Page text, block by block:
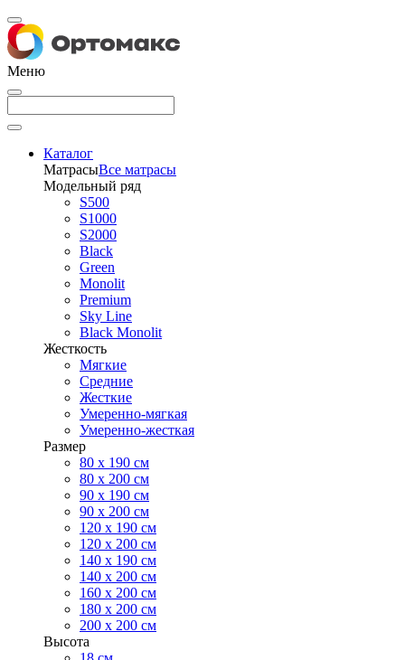
Меню
Каталог
МатрасыВсе матрасы
Модельный ряд
S500
S1000
S2000
Black
Green
Monolit
Premium
Sky Line
Black Monolit
Жесткость
Мягкие
Средние
Жесткие
Умеренно-мягкая
Умеренно-жесткая
Размер
80 х 190 см
80 х 200 см
90 х 190 см
90 х 200 см
120 х 190 см
120 х 200 см
140 х 190 см
140 х 200 см
160 х 200 см
180 х 200 см
200 х 200 см
Высота